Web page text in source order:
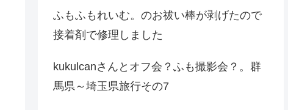
ふもふもれいむ。のお祓い棒が剥げたので
接着剤で修理しました
kukulcanさんとオフ会？ふも撮影会？。群
馬県～埼玉県旅行その7